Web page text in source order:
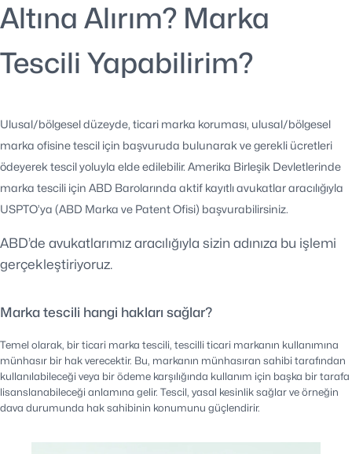
Altına Alırım? Marka
Tescili Yapabilirim?
Ulusal/bölgesel düzeyde, ticari marka koruması, ulusal/bölgesel
marka ofisine tescil için başvuruda bulunarak ve gerekli ücretleri
ödeyerek tescil yoluyla elde edilebilir. Amerika Birleşik Devletlerinde
marka tescili için ABD Barolarında aktif kayıtlı avukatlar aracılığıyla
USPTO’ya (ABD Marka ve Patent Ofisi) başvurabilirsiniz.
ABD’de avukatlarımız aracılığıyla sizin adınıza bu işlemi
gerçekleştiriyoruz.
Marka tescili hangi hakları sağlar?
Temel olarak, bir ticari marka tescili, tescilli ticari markanın kullanımına
münhasır bir hak verecektir. Bu, markanın münhasıran sahibi tarafından
kullanılabileceği veya bir ödeme karşılığında kullanım için başka bir tarafa
lisanslanabileceği anlamına gelir. Tescil, yasal kesinlik sağlar ve örneğin
dava durumunda hak sahibinin konumunu güçlendirir.